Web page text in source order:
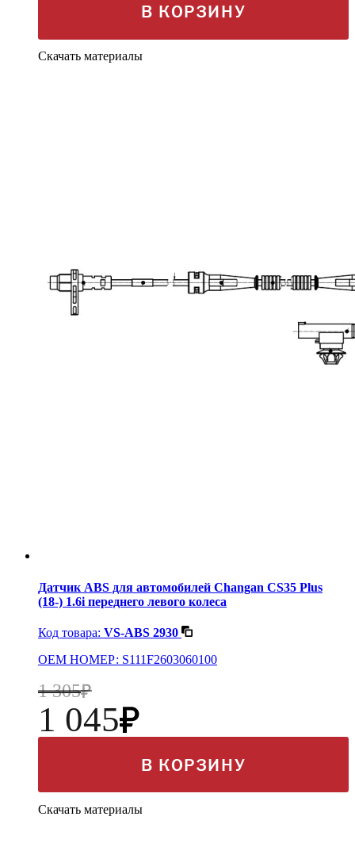
В КОРЗИНУ
Скачать материалы
Датчик ABS для автомобилей Changan CS35 Plus
(18-) 1.6i переднего левого колеса
Код товара: VS-ABS 2930
OEM НОМЕР: S111F2603060100
1 305
1 045
В КОРЗИНУ
Скачать материалы